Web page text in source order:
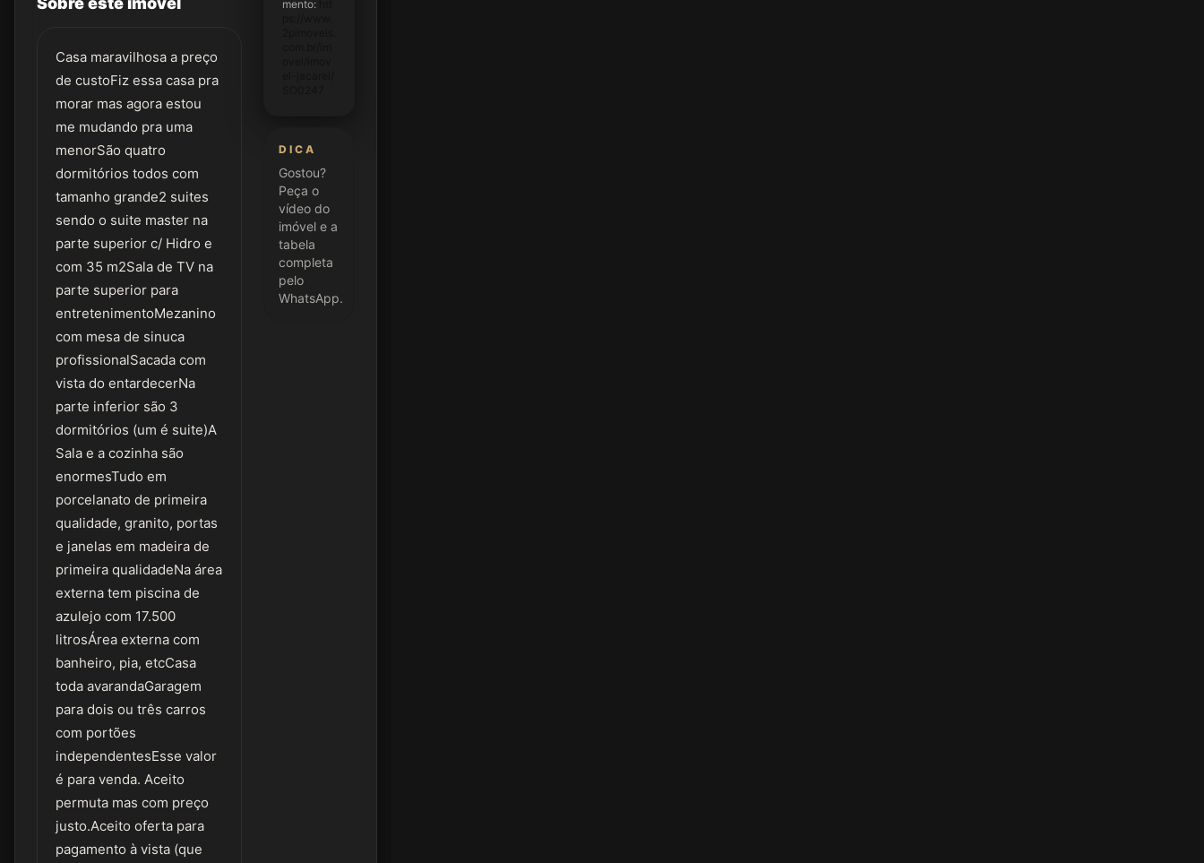
Casa maravilhosa a preço
de custoFiz essa casa pra
morar mas agora estou
me mudando pra uma
menorSão quatro
dormitórios todos com
tamanho grande2 suites
sendo o suite master na
parte superior c/ Hidro e
com 35 m2Sala de TV na
parte superior para
entretenimentoMezanino
com mesa de sinuca
profissionalSacada com
vista do entardecerNa
parte inferior são 3
dormitórios (um é suite)A
Sala e a cozinha são
enormesTudo em
porcelanato de primeira
qualidade, granito, portas
e janelas em madeira de
primeira qualidadeNa área
externa tem piscina de
azulejo com 17.500
litrosÁrea externa com
banheiro, pia, etcCasa
toda avarandaGaragem
para dois ou três carros
com portões
independentesEsse valor
é para venda. Aceito
permuta mas com preço
justo.Aceito oferta para
pagamento à vista (que
mento:
DICA
Gostou?
Peça o
vídeo do
imóvel e a
tabela
completa
pelo
WhatsApp.